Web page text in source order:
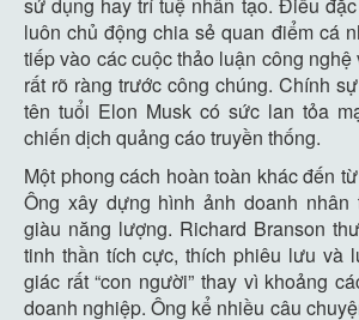
luôn chủ động chia sẻ quan điểm cá
tiếp vào các cuộc thảo luận công nghệ
rất rõ ràng trước công chúng. Chính
tên tuổi Elon Musk có sức lan tỏa
chiến dịch quảng cáo truyền thống.
Một phong cách hoàn toàn khác đến
Ông xây dựng hình ảnh doanh
giàu năng lượng. Richard Branson
tinh thần tích cực, thích phiêu lưu và
giác rất “con người” thay vì khoảng
doanh nghiệp. Ông kể nhiều câu